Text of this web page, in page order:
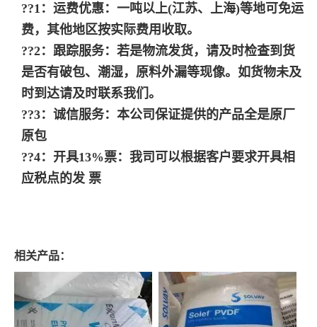
??1：运费优惠：一吨以上(江苏、上海)等地可免运
费，其他地区按实际费用收取。
??2：跟踪服务：若是物流发货，请及时检查到货
是否有破包、潮湿，原料外漏等现像。如货物未及
时到达请及时联系我们。
??3：诚信服务：本公司保证提供的产品全是原厂
原包
??4：开具13%票：我司可以根据客户要求开具相
应税点的发 票
相关产品：